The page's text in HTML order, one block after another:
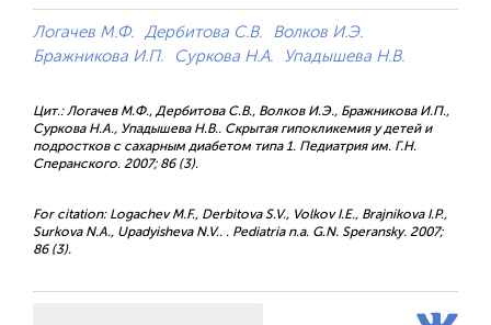
Логачев М.Ф. Дербитова С.В.
Волков И.Э.
Бражникова И.П.
Суркова Н.А. Упадышева Н.В.
Цит.: Логачев М.Ф., Дербитова С.В., Волков И.Э., Бражникова И.П.,
Суркова Н.А., Упадышева Н.В.. Скрытая гипокликемия у детей и
подростков с сахарным диабетом типа 1. Педиатрия им. Г.Н.
Сперанского. 2007; 86 (3).
For citation: Logachev M.F., Derbitova S.V., Volkov I.E., Brajnikova I.P.,
Surkova N.A., Upadyisheva N.V.. . Pediatria n.a. G.N. Speransky. 2007;
86 (3).